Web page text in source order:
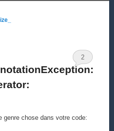
2
chose dans votre code: